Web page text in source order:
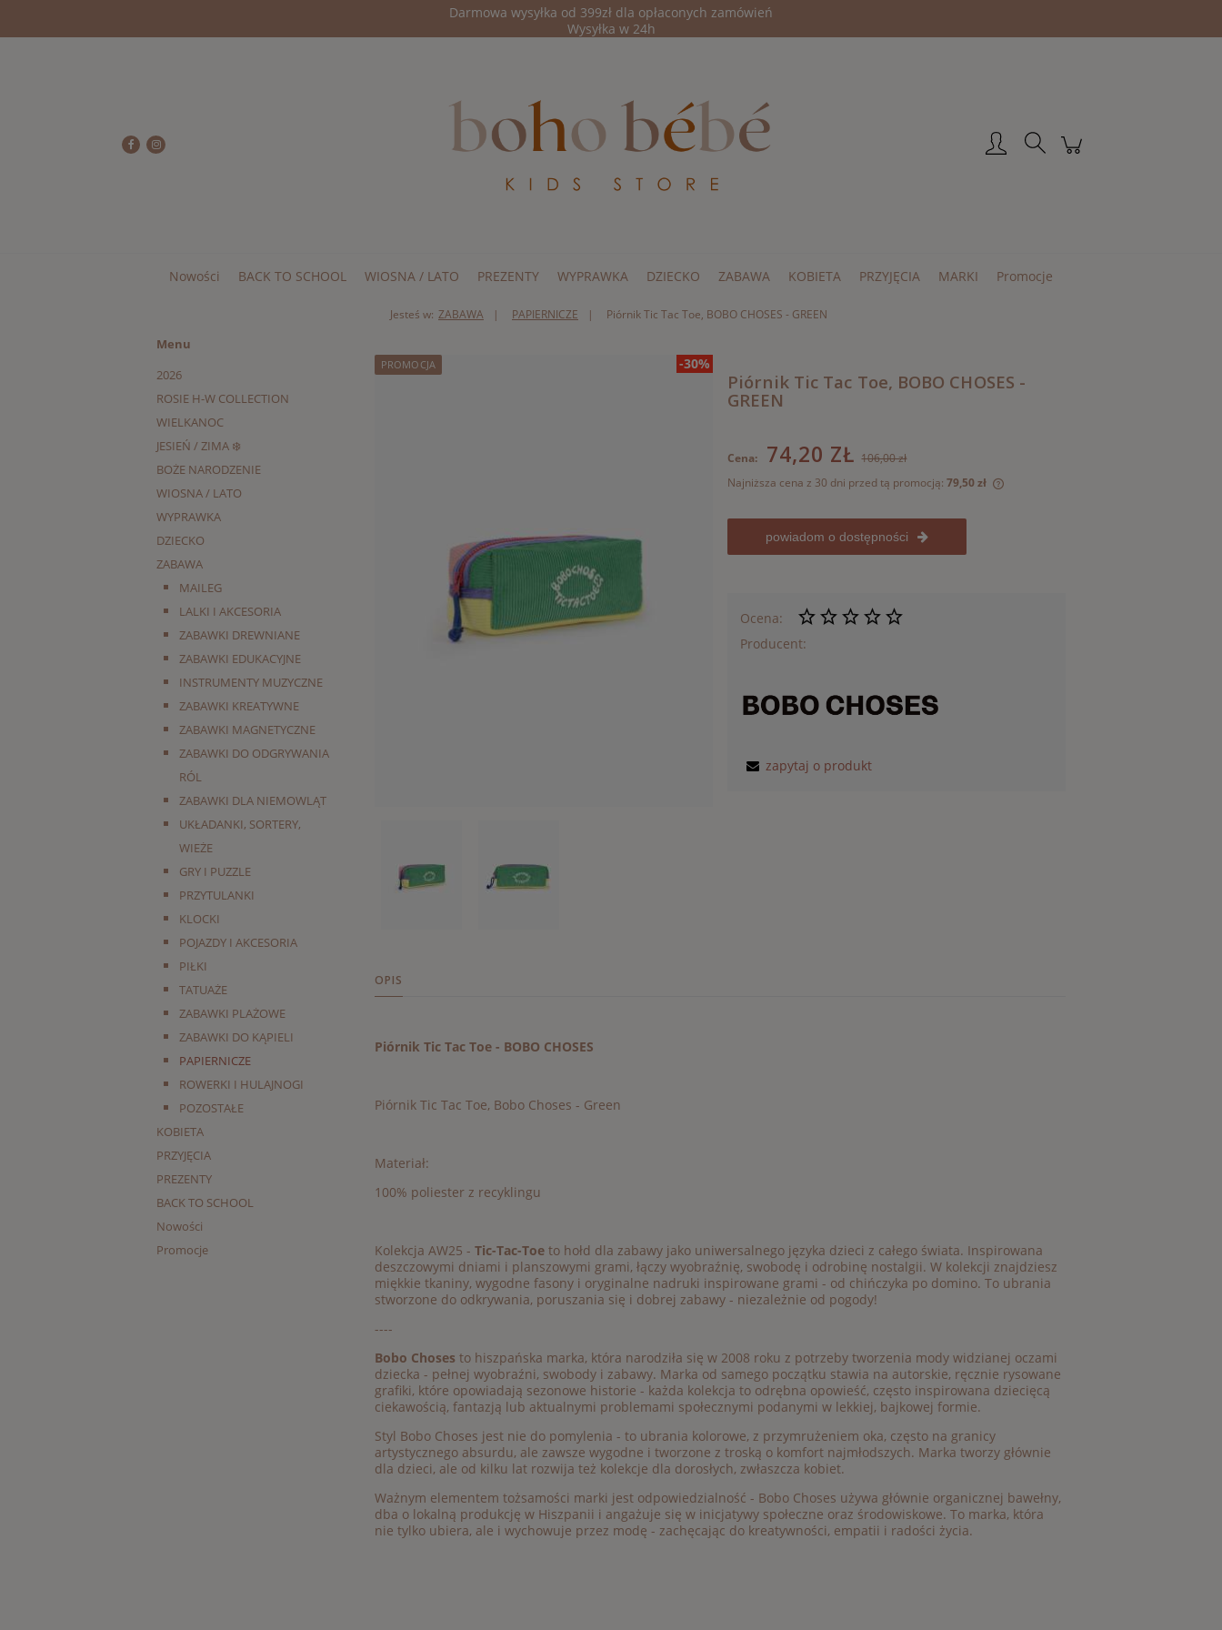
Darmowa wysyłka od 399zł dla opłaconych zamówień
Wysyłka w 24h
Nowości BACK TO SCHOOL WIOSNA / LATO PREZENTY WYPRAWKA DZIECKO ZABAWA KOBIETA PRZYJĘCIA MARKI Promocje
Jesteś w: ZABAWA PAPIERNICZE Piórnik Tic Tac Toe, BOBO CHOSES - GREEN
Menu
2026
ROSIE H-W COLLECTION
WIELKANOC
JESIEŃ / ZIMA ❄️
BOŻE NARODZENIE
WIOSNA / LATO
WYPRAWKA
DZIECKO
ZABAWA
MAILEG
LALKI I AKCESORIA
ZABAWKI DREWNIANE
ZABAWKI EDUKACYJNE
INSTRUMENTY MUZYCZNE
ZABAWKI KREATYWNE
ZABAWKI MAGNETYCZNE
ZABAWKI DO ODGRYWANIA
RÓL
ZABAWKI DLA NIEMOWLĄT
UKŁADANKI, SORTERY,
WIEŻE
GRY I PUZZLE
PRZYTULANKI
KLOCKI
POJAZDY I AKCESORIA
PIŁKI
TATUAŻE
ZABAWKI PLAŻOWE
ZABAWKI DO KĄPIELI
PAPIERNICZE
ROWERKI I HULAJNOGI
POZOSTAŁE
KOBIETA
PRZYJĘCIA
PREZENTY
BACK TO SCHOOL
Nowości
Promocje
PROMOCJA -30%
Piórnik Tic Tac Toe, BOBO CHOSES -
GREEN
Cena: 74,20 ZŁ 106,00 zł
Najniższa cena z 30 dni przed tą promocją:79,50 zł
Jeżeli produkt jest sprzedawany krócej niż
30 dni, wyświetlana jest najniższa cena od
momentu, kiedy produkt pojawił się w
powiadom o dostępności
Ocena:
Producent:
zapytaj o produkt
OPIS
Piórnik Tic Tac Toe - BOBO CHOSES
Piórnik Tic Tac Toe, Bobo Choses - Green
Materiał:
100% poliester z recyklingu
Kolekcja AW25 - Tic-Tac-Toe to hołd dla zabawy jako uniwersalnego języka dzieci z całego świata. Inspirowana
deszczowymi dniami i planszowymi grami, łączy wyobraźnię, swobodę i odrobinę nostalgii. W kolekcji znajdziesz
miękkie tkaniny, wygodne fasony i oryginalne nadruki inspirowane grami - od chińczyka po domino. To ubrania
stworzone do odkrywania, poruszania się i dobrej zabawy - niezależnie od pogody!
----
Bobo Choses to hiszpańska marka, która narodziła się w 2008 roku z potrzeby tworzenia mody widzianej oczami
dziecka - pełnej wyobraźni, swobody i zabawy. Marka od samego początku stawia na autorskie, ręcznie rysowane
grafiki, które opowiadają sezonowe historie - każda kolekcja to odrębna opowieść, często inspirowana dziecięcą
ciekawością, fantazją lub aktualnymi problemami społecznymi podanymi w lekkiej, bajkowej formie.
Styl Bobo Choses jest nie do pomylenia - to ubrania kolorowe, z przymrużeniem oka, często na granicy
artystycznego absurdu, ale zawsze wygodne i tworzone z troską o komfort najmłodszych. Marka tworzy głównie
dla dzieci, ale od kilku lat rozwija też kolekcje dla dorosłych, zwłaszcza kobiet.
Ważnym elementem tożsamości marki jest odpowiedzialność - Bobo Choses używa głównie organicznej bawełny,
dba o lokalną produkcję w Hiszpanii i angażuje się w inicjatywy społeczne oraz środowiskowe. To marka, która
nie tylko ubiera, ale i wychowuje przez modę - zachęcając do kreatywności, empatii i radości życia.